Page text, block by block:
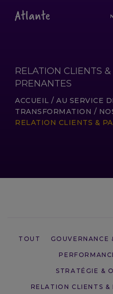
RELATION CLIENTS
PRENANTES
ACCUEIL / AU SERVICE
TRANSFORMATION /
RELATION CLIENTS &
TOUT GOUVERNANCE
STRATÉGIE &
RELATION CLIENTS &